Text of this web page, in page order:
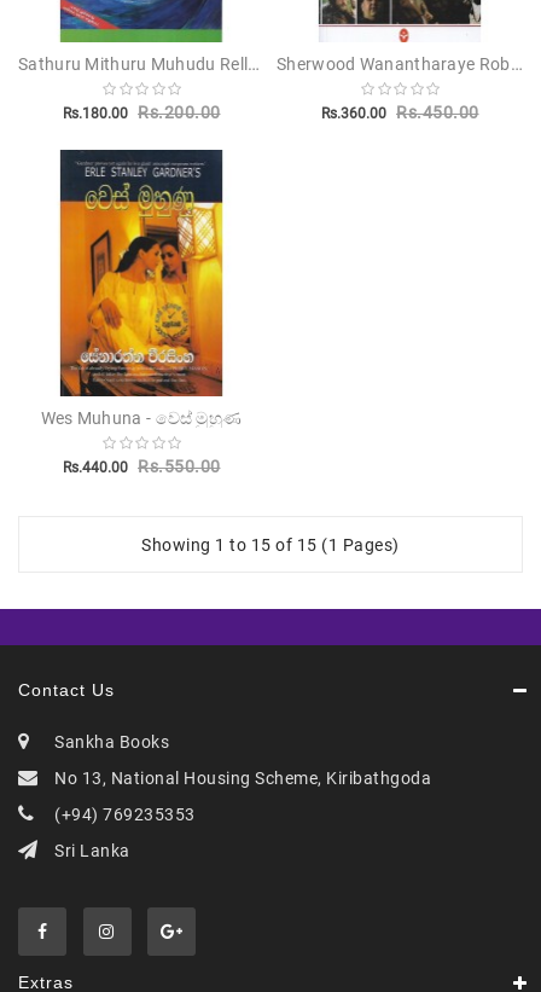
Sathuru Mithuru Muhudu Rella - සතුරු මිතුරු මුහුදු රැල්ල
Rs.180.00 Rs.200.00
Sherwood Wanantharaye Robin Hood - ෂර්වුඩ් වනාන්තරයේ රොබින් හුඩ්
Rs.360.00 Rs.450.00
Wes Muhuna - වෙස් මුහුණ
Rs.440.00 Rs.550.00
Showing 1 to 15 of 15 (1 Pages)
Contact Us
Sankha Books
No 13, National Housing Scheme, Kiribathgoda
(+94) 769235353
Sri Lanka
Extras